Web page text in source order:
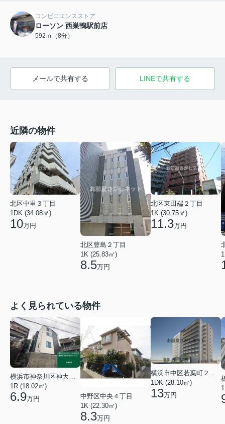
コンビニエンスストア
ローソン 西巣鴨駅前店
592ｍ（8分）
メールで共有する LINEで共有する
近隣の物件
北区中里３丁目
1DK (34.08㎡)
10万円
北区豊島２丁目
1K (25.83㎡)
8.5万円
北区東田端２丁目
1K (30.75㎡)
11.3万円
よく見られている物件
横浜市神奈川区神大寺１丁目
1R (18.02㎡)
6.9万円
中野区中央４丁目
1K (22.30㎡)
8.3万円
1DK (28.10㎡)
13万円